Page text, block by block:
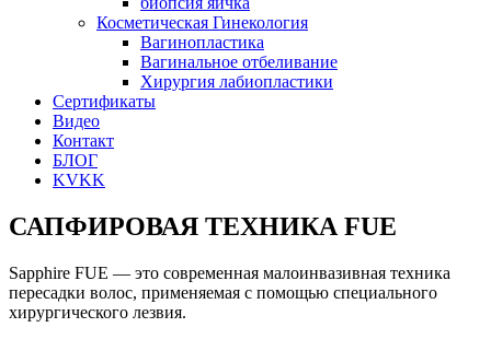
Косметическая Гинекология
Вагинопластика
Вагинальное отбеливание
Хирургия лабиопластики
Сертификаты
Видео
Контакт
БЛОГ
KVKK
САПФИРОВАЯ ТЕХНИКА FUE
Sapphire FUE — это современная малоинвазивная техника
пересадки волос, применяемая с помощью специального
хирургического лезвия.